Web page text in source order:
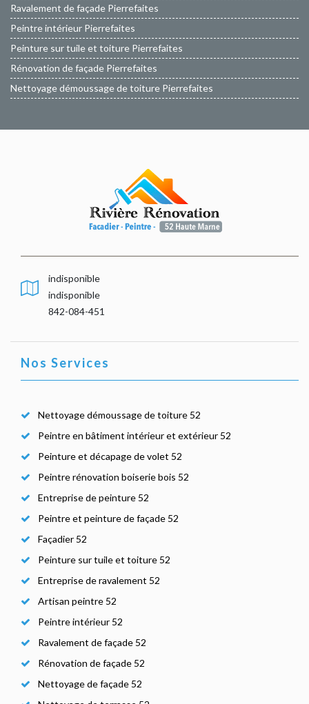
Ravalement de façade Pierrefaites
Peintre intérieur Pierrefaites
Peinture sur tuile et toiture Pierrefaites
Rénovation de façade Pierrefaites
Nettoyage démoussage de toiture Pierrefaites
indisponible
indisponible
842-084-451
Nos Services
Nettoyage démoussage de toiture 52
Peintre en bâtiment intérieur et extérieur 52
Peinture et décapage de volet 52
Peintre rénovation boiserie bois 52
Entreprise de peinture 52
Peintre et peinture de façade 52
Façadier 52
Peinture sur tuile et toiture 52
Entreprise de ravalement 52
Artisan peintre 52
Peintre intérieur 52
Ravalement de façade 52
Rénovation de façade 52
Nettoyage de façade 52